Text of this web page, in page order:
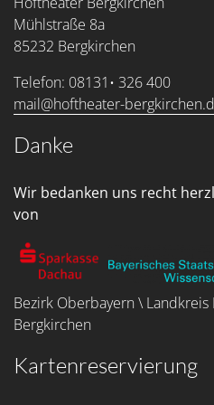
Mühlstraße 8a
85232 Bergkirchen
Telefon: 08131• 326 400
mail@hoftheater-
Danke
Wir bedanken uns recht
von
Bezirk Oberbayern \
Bergkirchen
Kartenreservierung